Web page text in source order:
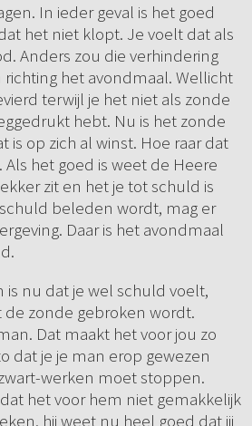
In ieder geval is het goed
het niet klopt. Je voelt dat als
Anders zou die verhindering
het avondmaal. Wellicht
terwijl je het niet als zonde
hebt. Nu is het zonde
is op zich al winst. Hoe raar dat
het goed is weet de Heere
zit en het je tot schuld is
beleden wordt, mag er
Daar is het avondmaal
nu dat je wel schuld voelt,
zonde gebroken wordt.
Dat maakt het voor jou zo
dat je je man erop gewezen
werken moet stoppen.
het voor hem niet gemakkelijk
hij weet nu heel goed dat jij